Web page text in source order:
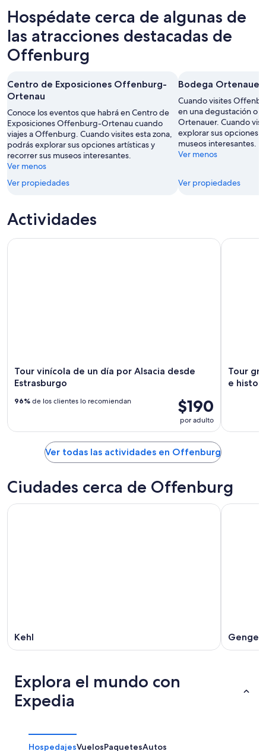
ago
10
ago
mañana
la
noche,
ago
-
ago
Offenburg
para
el
próximo
de
semana,
ago
-
16
ago
Hospédate cerca de algunas de
las atracciones destacadas de
Offenburg
Centro de Exposiciones Offenburg-
Ortenau
Conoce los eventos que habrá en Centro de
Exposiciones Offenburg-Ortenau cuando
viajes a Offenburg. Cuando visites esta zona,
podrás explorar sus opciones artísticas y
recorrer sus museos interesantes.
Ver menos
Ver propiedades
Bodega Ortenauer
Cuando visites
en una degustación o
Ortenauer. Cuando
explorar sus opciones
museos interesantes.
Ver menos
Ver propiedades
Actividades
Tour vinícola de un día por Alsacia desde
Estrasburgo
$190
por adulto
96% de los clientes lo recomiendan
Tour vinícola de un día por Alsacia desde Estrasburgo
Tour
e
Tour
Ver todas las actividades en Offenburg
Ciudades cerca de Offenburg
Kehl
Explora el mundo con
Expedia
HospedajesVuelosPaquetesAutos